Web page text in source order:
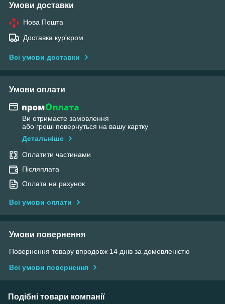
Умови доставки
Нова Пошта
Доставка кур'єром
Всі умови доставки
Умови оплати
Ви отримаєте замовлення
або гроші повернуться на вашу картку
Детальніше
Оплатити частинами
Післяплата
Оплата на рахунок
Всі умови оплати
Умови повернення
Повернення товару впродовж 14 днів за домовленістю
Всі умови повернення
Подібні товари компанії